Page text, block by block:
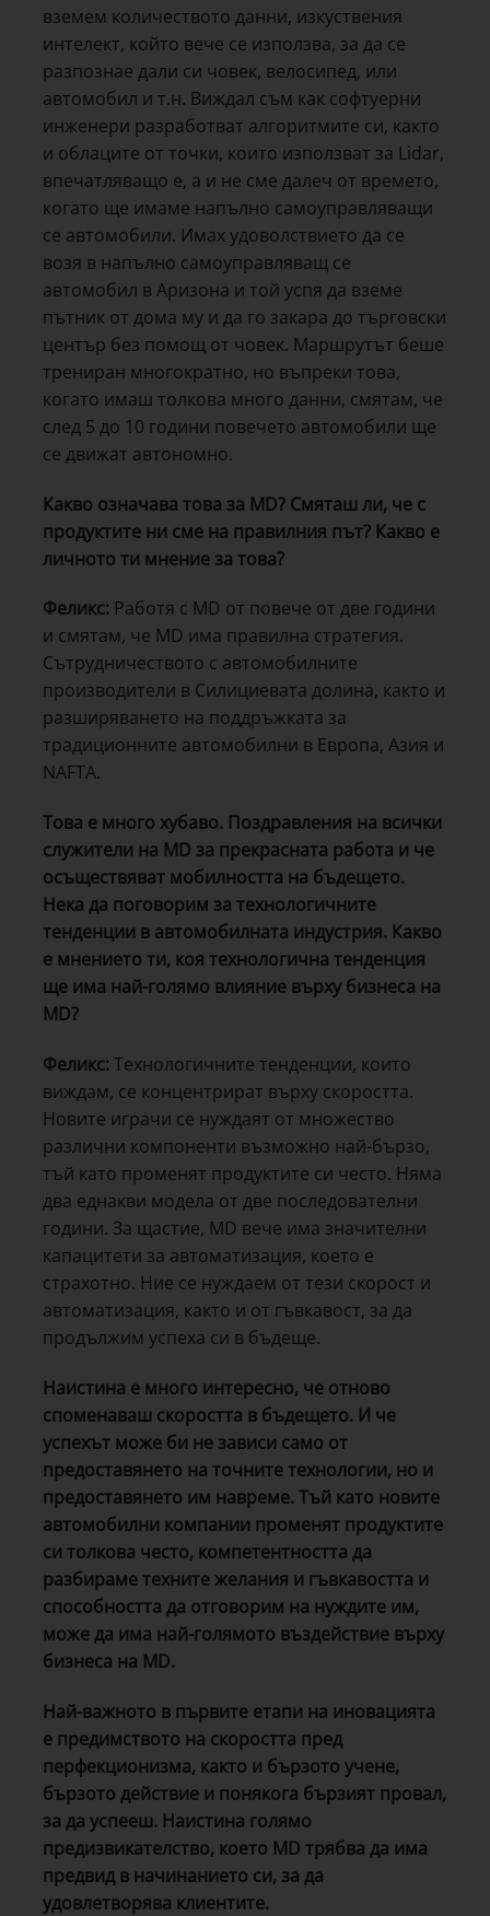
вземем количеството данни, изкуствения
интелект, който вече се използва, за да се
разпознае дали си човек, велосипед, или
автомобил и т.н. Виждал съм как софтуерни
инженери разработват алгоритмите си, както
и облаците от точки, които използват за Lidar,
впечатляващо е, а и не сме далеч от времето,
когато ще имаме напълно самоуправляващи
се автомобили. Имах удоволствието да се
возя в напълно самоуправляващ се
автомобил в Аризона и той успя да вземе
пътник от дома му и да го закара до търговски
център без помощ от човек. Маршрутът беше
трениран многократно, но въпреки това,
когато имаш толкова много данни, смятам, че
след 5 до 10 години повечето автомобили ще
се движат автономно.
Какво означава това за MD? Смяташ ли, че с
продуктите ни сме на правилния път? Какво е
личното ти мнение за това?
Феликс: Работя с MD от повече от две години
и смятам, че MD има правилна стратегия.
Сътрудничеството с автомобилните
производители в Силициевата долина, както и
разширяването на поддръжката за
традиционните автомобилни в Европа, Азия и
NAFTA.
Това е много хубаво. Поздравления на всички
служители на MD за прекрасната работа и че
осъществяват мобилността на бъдещето.
Нека да поговорим за технологичните
тенденции в автомобилната индустрия. Какво
е мнението ти, коя технологична тенденция
ще има най-голямо влияние върху бизнеса на
MD?
Феликс:Технологичните тенденции, които
виждам, се концентрират върху скоростта.
Новите играчи се нуждаят от множество
различни компоненти възможно най-бързо,
тъй като променят продуктите си често. Няма
два еднакви модела от две последователни
години. За щастие, MD вече има значителни
капацитети за автоматизация, което е
страхотно. Ние се нуждаем от тези скорост и
автоматизация, както и от гъвкавост, за да
продължим успеха си в бъдеще.
Наистина е много интересно, че отново
споменаваш скоростта в бъдещето. И че
успехът може би не зависи само от
предоставянето на точните технологии, но и
предоставянето им навреме. Тъй като новите
автомобилни компании променят продуктите
си толкова често, компетентността да
разбираме техните желания и гъвкавостта и
способността да отговорим на нуждите им,
може да има най-голямото въздействие върху
бизнеса на MD.
Най-важното в първите етапи на иновацията
е предимството на скоростта пред
перфекционизма, както и бързото учене,
бързото действие и понякога бързият провал,
за да успееш. Наистина голямо
предизвикателство, което MD трябва да има
предвид в начинанието си, за да
удовлетворява клиентите.